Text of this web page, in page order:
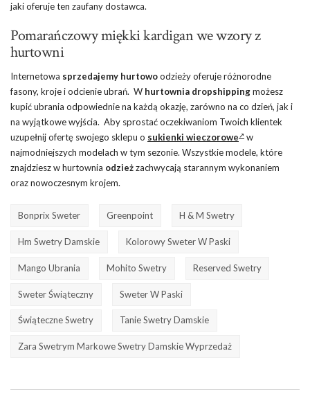
jaki oferuje ten zaufany dostawca.
Pomarańczowy miękki kardigan we wzory z
hurtowni
Internetowa sprzedajemy hurtowoodzieży oferuje różnorodne
fasony, kroje i odcienie ubrań. W hurtownia dropshippingmożesz
kupić ubrania odpowiednie na każdą okazję, zarówno na co dzień, jak i
na wyjątkowe wyjścia. Aby sprostać oczekiwaniom Twoich klientek
uzupełnij ofertę swojego sklepu o sukienki wieczorowe
w
najmodniejszych modelach w tym sezonie. Wszystkie modele, które
znajdziesz w hurtownia odzieżzachwycają starannym wykonaniem
oraz nowoczesnym krojem.
Bonprix Sweter Greenpoint H & M Swetry
Hm Swetry Damskie Kolorowy Sweter W Paski
Mango Ubrania Mohito Swetry Reserved Swetry
Sweter Świąteczny Sweter W Paski
Świąteczne Swetry Tanie Swetry Damskie
Zara Swetrym Markowe Swetry Damskie Wyprzedaż